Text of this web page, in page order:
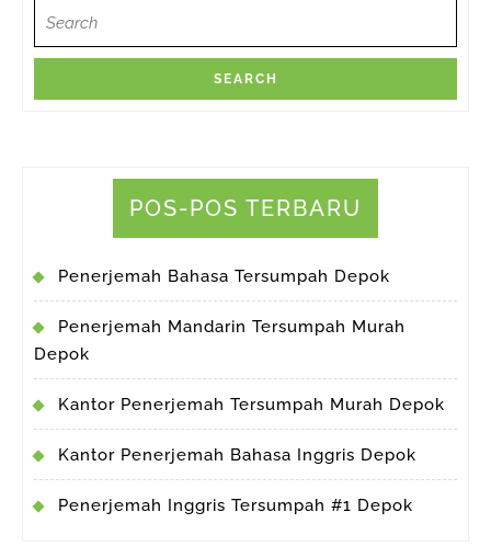
for:
POS-POS TERBARU
Penerjemah Bahasa Tersumpah Depok
Penerjemah Mandarin Tersumpah Murah
Depok
Kantor Penerjemah Tersumpah Murah Depok
Kantor Penerjemah Bahasa Inggris Depok
Penerjemah Inggris Tersumpah #1 Depok